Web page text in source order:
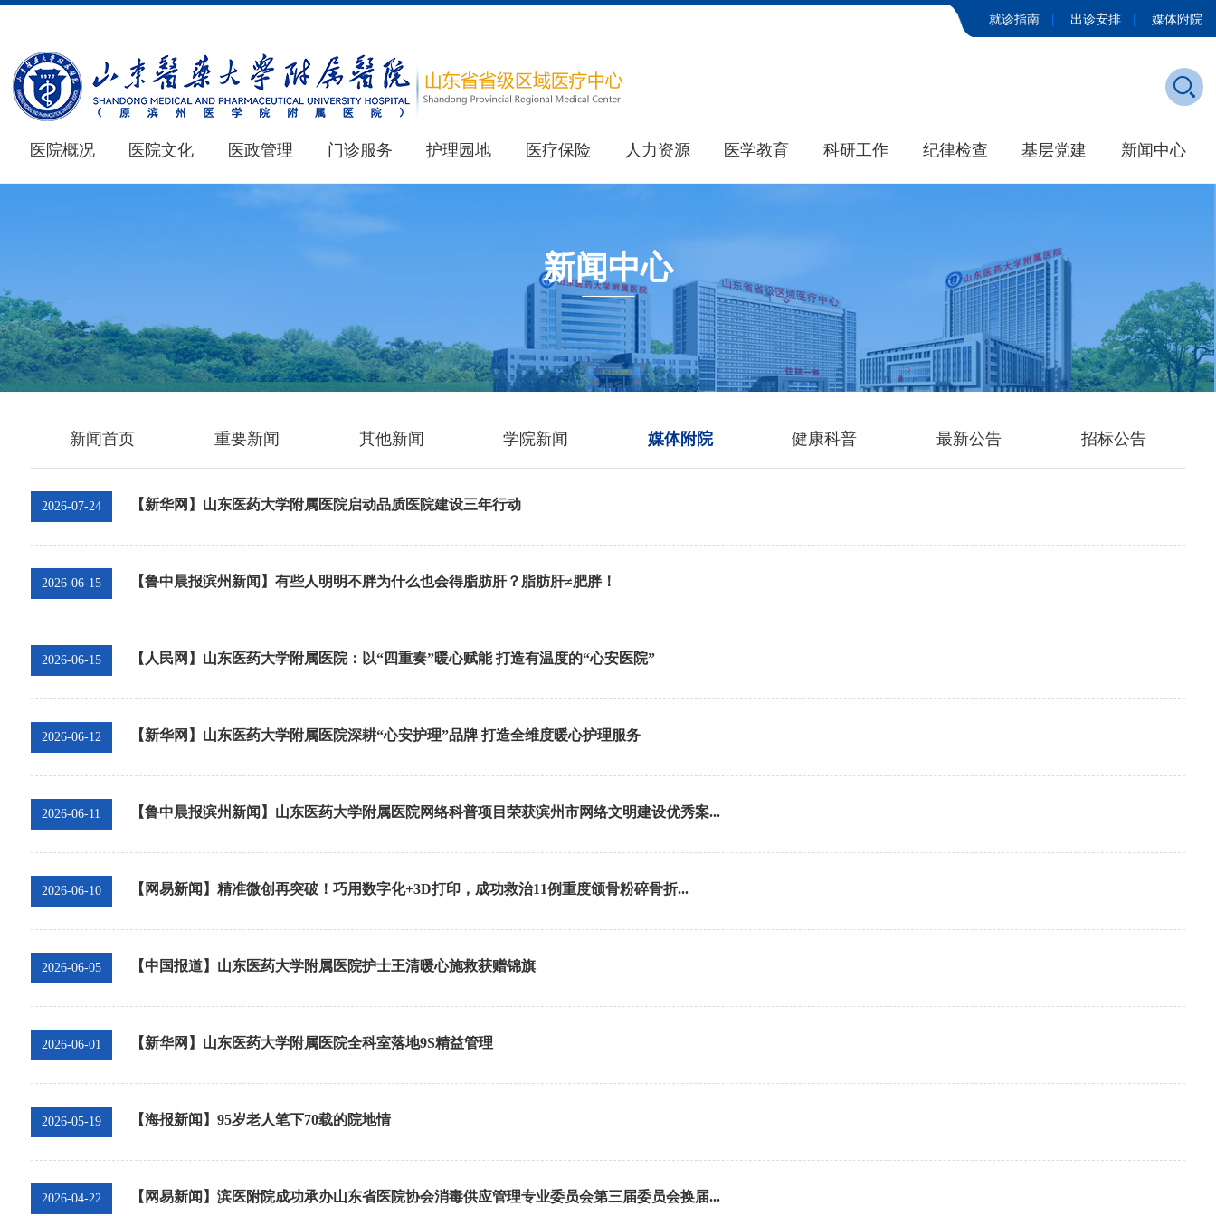
就诊指南 出诊安排 媒体附院
医院概况
MORE+
仁心 · 妙术
医院简介
医院文化 医政管理 门诊服务 护理园地 医疗保险 人力资源 医学教育
仁心 · 妙术
科研工作 纪律检查 基层党建 新闻中心
MORE+
仁心 · 妙术
重要新闻 媒体附院
健康科普 最新公告 招标公告
新闻中心
新闻首页 重要新闻 其他新闻 学院新闻 媒体附院 健康科普 最新公告 招标公告
2026-07-24 【新华网】山东医药大学附属医院启动品质医院建设三年行动
2026-06-15 【鲁中晨报滨州新闻】有些人明明不胖为什么也会得脂肪肝？脂肪肝≠肥胖！
2026-06-15 【人民网】山东医药大学附属医院：以“四重奏”暖心赋能 打造有温度的“心安医院”
2026-06-12 【新华网】山东医药大学附属医院深耕“心安护理”品牌 打造全维度暖心护理服务
2026-06-11 【鲁中晨报滨州新闻】山东医药大学附属医院网络科普项目荣获滨州市网络文明建设优秀案...
2026-06-10 【网易新闻】精准微创再突破！巧用数字化+3D打印，成功救治11例重度颌骨粉碎骨折...
2026-06-05 【中国报道】山东医药大学附属医院护士王清暖心施救获赠锦旗
2026-06-01 【新华网】山东医药大学附属医院全科室落地9S精益管理
2026-05-19 【海报新闻】95岁老人笔下70载的院地情
2026-04-22 【网易新闻】滨医附院成功承办山东省医院协会消毒供应管理专业委员会第三届委员会换届...